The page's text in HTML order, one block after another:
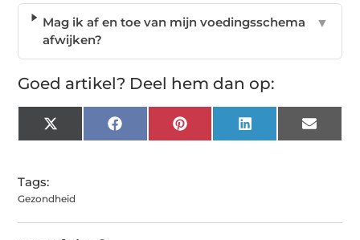
Mag ik af en toe van mijn voedingsschema
afwijken?
▼
Goed artikel? Deel hem dan op:
X
(Twitter)
FacebookPinterest LinkedIn Email
Tags:
Gezondheid